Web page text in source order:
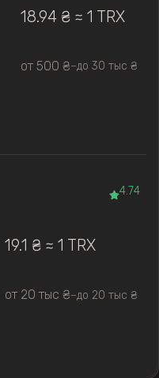
18.94 ₴ ≈ 1 TRX
от 500 ₴—до 30 тыс ₴
4.74
19.1 ₴ ≈ 1 TRX
от 20 тыс ₴—до 20 тыс ₴